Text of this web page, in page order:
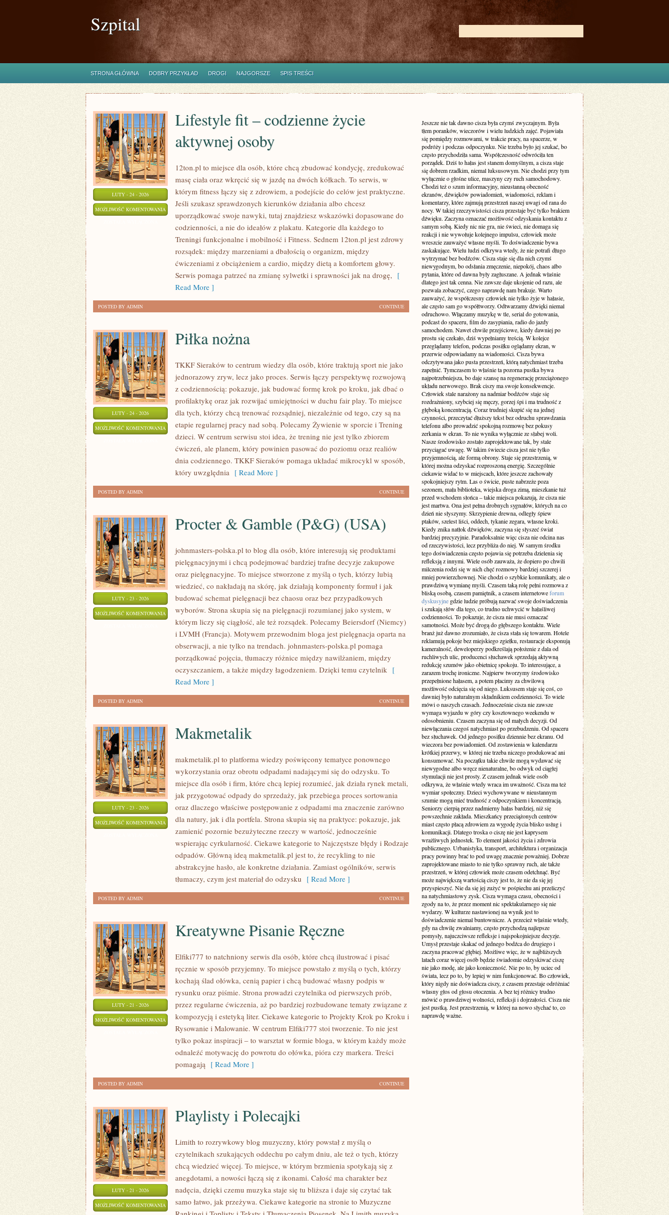
Szpital
STRONA GŁÓWNA DOBRY PRZYKŁAD DROGI NAJGORSZE SPIS TREŚCI
LUTY - 24 - 2026
MOŻLIWOŚĆ KOMENTOWANIA
OSOBY
Lifestyle fit – codzienne życie
aktywnej osoby
12ton.pl to miejsce dla osób, które chcą zbudować kondycję, zredukować
masę ciała oraz wkręcić się w jazdę na dwóch kółkach. To serwis, w
którym fitness łączy się z zdrowiem, a podejście do celów jest praktyczne.
Jeśli szukasz sprawdzonych kierunków działania albo chcesz
uporządkować swoje nawyki, tutaj znajdziesz wskazówki dopasowane do
codzienności, a nie do ideałów z plakatu. Kategorie dla każdego to
Treningi funkcjonalne i mobilność i Fitness. Sednem 12ton.pl jest zdrowy
rozsądek: między marzeniami a dbałością o organizm, między
ćwiczeniami z obciążeniem a cardio, między dietą a komfortem głowy.
Serwis pomaga patrzeć na zmianę sylwetki i sprawności jak na drogę, [
Read More ]
CONTINUE
POSTED BY ADMIN
LUTY - 24 - 2026
MOŻLIWOŚĆ KOMENTOWANIA PIŁKA
NOŻNA
Piłka nożna
TKKF Sieraków to centrum wiedzy dla osób, które traktują sport nie jako
jednorazowy zryw, lecz jako proces. Serwis łączy perspektywę rozwojową
z codziennością: pokazuje, jak budować formę krok po kroku, jak dbać o
profilaktykę oraz jak rozwijać umiejętności w duchu fair play. To miejsce
dla tych, którzy chcą trenować rozsądniej, niezależnie od tego, czy są na
etapie regularnej pracy nad sobą. Polecamy Żywienie w sporcie i Trening
dzieci. W centrum serwisu stoi idea, że trening nie jest tylko zbiorem
ćwiczeń, ale planem, który powinien pasować do poziomu oraz realiów
dnia codziennego. TKKF Sieraków pomaga układać mikrocykl w sposób,
który uwzględnia [ Read More ]
CONTINUE
POSTED BY ADMIN
LUTY - 23 - 2026
MOŻLIWOŚĆ KOMENTOWANIA PROCTER
GAMBLE
(P&G)
(USA)
Procter & Gamble (P&G) (USA)
johnmasters-polska.pl to blog dla osób, które interesują się produktami
pielęgnacyjnymi i chcą podejmować bardziej trafne decyzje zakupowe
oraz pielęgnacyjne. To miejsce stworzone z myślą o tych, którzy lubią
wiedzieć, co nakładają na skórę, jak działają komponenty formuł i jak
budować schemat pielęgnacji bez chaosu oraz bez przypadkowych
wyborów. Strona skupia się na pielęgnacji rozumianej jako system, w
którym liczy się ciągłość, ale też rozsądek. Polecamy Beiersdorf (Niemcy)
i LVMH (Francja). Motywem przewodnim bloga jest pielęgnacja oparta na
obserwacji, a nie tylko na trendach. johnmasters-polska.pl pomaga
porządkować pojęcia, tłumaczy różnice między nawilżaniem, między
oczyszczaniem, a także między łagodzeniem. Dzięki temu czytelnik [
Read More ]
CONTINUE
POSTED BY ADMIN
LUTY - 23 - 2026
MOŻLIWOŚĆ KOMENTOWANIA MAKMETALIK
Makmetalik
makmetalik.pl to platforma wiedzy poświęcony tematyce ponownego
wykorzystania oraz obrotu odpadami nadającymi się do odzysku. To
miejsce dla osób i firm, które chcą lepiej rozumieć, jak działa rynek metali,
jak przygotować odpady do sprzedaży, jak przebiega proces sortowania
oraz dlaczego właściwe postępowanie z odpadami ma znaczenie zarówno
dla natury, jak i dla portfela. Strona skupia się na praktyce: pokazuje, jak
zamienić pozornie bezużyteczne rzeczy w wartość, jednocześnie
wspierając cyrkularność. Ciekawe kategorie to Najczęstsze błędy i Rodzaje
odpadów. Główną ideą makmetalik.pl jest to, że recykling to nie
abstrakcyjne hasło, ale konkretne działania. Zamiast ogólników, serwis
tłumaczy, czym jest materiał do odzysku [ Read More ]
CONTINUE
POSTED BY ADMIN
LUTY - 21 - 2026
MOŻLIWOŚĆ KOMENTOWANIA KREATYWNE
PISANIE
RĘCZNE
Kreatywne Pisanie Ręczne
Elfiki777 to natchniony serwis dla osób, które chcą ilustrować i pisać
ręcznie w sposób przyjemny. To miejsce powstało z myślą o tych, którzy
kochają ślad ołówka, cenią papier i chcą budować własny podpis w
rysunku oraz piśmie. Strona prowadzi czytelnika od pierwszych prób,
przez regularne ćwiczenia, aż po bardziej rozbudowane tematy związane z
kompozycją i estetyką liter. Ciekawe kategorie to Projekty Krok po Kroku i
Rysowanie i Malowanie. W centrum Elfiki777 stoi tworzenie. To nie jest
tylko pokaz inspiracji – to warsztat w formie bloga, w którym każdy może
odnaleźć motywację do powrotu do ołówka, pióra czy markera. Treści
pomagają [ Read More ]
CONTINUE
POSTED BY ADMIN
LUTY - 21 - 2026
MOŻLIWOŚĆ KOMENTOWANIA PLAYLISTY
Playlisty i Polecajki
Limith to rozrywkowy blog muzyczny, który powstał z myślą o
czytelnikach szukających oddechu po całym dniu, ale też o tych, którzy
chcą wiedzieć więcej. To miejsce, w którym brzmienia spotykają się z
anegdotami, a nowości łączą się z ikonami. Całość ma charakter bez
nadęcia, dzięki czemu muzyka staje się tu bliższa i daje się czytać tak
samo łatwo, jak przeżywa. Ciekawe kategorie na stronie to Muzyczne
Jeszcze nie tak dawno cisza była czymś zwyczajnym. Była
tłem poranków, wieczorów i wielu ludzkich zajęć. Pojawiała
się pomiędzy rozmowami, w trakcie pracy, na spacerze, w
podróży i podczas odpoczynku. Nie trzeba było jej szukać, bo
często przychodziła sama. Współczesność odwróciła ten
porządek. Dziś to hałas jest stanem domyślnym, a cisza staje
się dobrem rzadkim, niemal luksusowym. Nie chodzi przy tym
wyłącznie o głośne ulice, maszyny czy ruch samochodowy.
Chodzi też o szum informacyjny, nieustanną obecność
ekranów, dźwięków powiadomień, wiadomości, reklam i
komentarzy, które zajmują przestrzeń naszej uwagi od rana do
nocy. W takiej rzeczywistości cisza przestaje być tylko brakiem
dźwięku. Zaczyna oznaczać możliwość odzyskania kontaktu z
samym sobą. Kiedy nic nie gra, nie świeci, nie domaga się
reakcji i nie wywołuje kolejnego impulsu, człowiek może
wreszcie zauważyć własne myśli. To doświadczenie bywa
zaskakujące. Wielu ludzi odkrywa wtedy, że nie potrafi długo
wytrzymać bez bodźców. Cisza staje się dla nich czymś
niewygodnym, bo odsłania zmęczenie, niepokój, chaos albo
pytania, które od dawna były zagłuszane. A jednak właśnie
dlatego jest tak cenna. Nie zawsze daje ukojenie od razu, ale
pozwala zobaczyć, czego naprawdę nam brakuje. Warto
zauważyć, że współczesny człowiek nie tylko żyje w hałasie,
ale często sam go współtworzy. Odtwarzamy dźwięki niemal
odruchowo. Włączamy muzykę w tle, serial do gotowania,
podcast do spaceru, film do zasypiania, radio do jazdy
samochodem. Nawet chwile przejściowe, kiedy dawniej po
prostu się czekało, dziś wypełniamy treścią. W kolejce
przeglądamy telefon, podczas posiłku oglądamy ekran, w
przerwie odpowiadamy na wiadomości. Cisza bywa
odczytywana jako pusta przestrzeń, którą natychmiast trzeba
zapełnić. Tymczasem to właśnie ta pozorna pustka bywa
najpotrzebniejsza, bo daje szansę na regenerację przeciążonego
układu nerwowego. Brak ciszy ma swoje konsekwencje.
Człowiek stale narażony na nadmiar bodźców staje się
rozdrażniony, szybciej się męczy, gorzej śpi i ma trudność z
głęboką koncentracją. Coraz trudniej skupić się na jednej
czynności, przeczytać dłuższy tekst bez odruchu sprawdzania
telefonu albo prowadzić spokojną rozmowę bez pokusy
zerkania w ekran. To nie wynika wyłącznie ze słabej woli.
Nasze środowisko zostało zaprojektowane tak, by stale
przyciągać uwagę. W takim świecie cisza jest nie tylko
przyjemnością, ale formą obrony. Staje się przestrzenią, w
której można odzyskać rozproszoną energię. Szczególnie
ciekawie widać to w miejscach, które jeszcze zachowały
spokojniejszy rytm. Las o świcie, puste nabrzeże poza
sezonem, mała biblioteka, wiejska droga zimą, mieszkanie tuż
przed wschodem słońca – takie miejsca pokazują, że cisza nie
jest martwa. Ona jest pełna drobnych sygnałów, których na co
dzień nie słyszymy. Skrzypienie drewna, odległy śpiew
ptaków, szelest liści, oddech, tykanie zegara, własne kroki.
Kiedy znika natłok dźwięków, zaczyna się słyszeć świat
bardziej precyzyjnie. Paradoksalnie więc cisza nie odcina nas
od rzeczywistości, lecz przybliża do niej. W samym środku
tego doświadczenia często pojawia się potrzeba dzielenia się
refleksją z innymi. Wiele osób zauważa, że dopiero po chwili
milczenia rodzi się w nich chęć rozmowy bardziej szczerej i
mniej powierzchownej. Nie chodzi o szybkie komunikaty, ale o
prawdziwą wymianę myśli. Czasem taką rolę pełni rozmowa z
bliską osobą, czasem pamiętnik, a czasem internetoweforum
dyskusyjne gdzie ludzie próbują nazwać swoje doświadczenia
i szukają słów dla tego, co trudno uchwycić w hałaśliwej
codzienności. To pokazuje, że cisza nie musi oznaczać
samotności. Może być drogą do głębszego kontaktu. Wiele
branż już dawno zrozumiało, że cisza stała się towarem. Hotele
reklamują pokoje bez miejskiego zgiełku, restauracje eksponują
kameralność, deweloperzy podkreślają położenie z dala od
ruchliwych ulic, producenci słuchawek sprzedają aktywną
redukcję szumów jako obietnicę spokoju. To interesujące, a
zarazem trochę ironiczne. Najpierw tworzymy środowisko
przepełnione hałasem, a potem płacimy za chwilową
możliwość odcięcia się od niego. Luksusem staje się coś, co
dawniej było naturalnym składnikiem codzienności. To wiele
mówi o naszych czasach. Jednocześnie cisza nie zawsze
wymaga wyjazdu w góry czy kosztownego weekendu w
odosobnieniu. Czasem zaczyna się od małych decyzji. Od
niewłączania czegoś natychmiast po przebudzeniu. Od spaceru
bez słuchawek. Od jednego posiłku dziennie bez ekranu. Od
wieczora bez powiadomień. Od zostawienia w kalendarzu
krótkiej przerwy, w której nie trzeba niczego produkować ani
konsumować. Na początku takie chwile mogą wydawać się
niewygodne albo wręcz nienaturalne, bo odwyk od ciągłej
stymulacji nie jest prosty. Z czasem jednak wiele osób
odkrywa, że właśnie wtedy wraca im uważność. Cisza ma też
wymiar społeczny. Dzieci wychowywane w nieustannym
szumie mogą mieć trudność z odpoczynkiem i koncentracją.
Seniorzy cierpią przez nadmierny hałas bardziej, niż się
powszechnie zakłada. Mieszkańcy przeciążonych centrów
miast często płacą zdrowiem za wygodę życia blisko usług i
komunikacji. Dlatego troska o ciszę nie jest kaprysem
wrażliwych jednostek. To element jakości życia i zdrowia
publicznego. Urbanistyka, transport, architektura i organizacja
pracy powinny brać to pod uwagę znacznie poważniej. Dobrze
zaprojektowane miasto to nie tylko sprawny ruch, ale także
przestrzeń, w której człowiek może czasem odetchnąć. Być
może największą wartością ciszy jest to, że nie da się jej
przyspieszyć. Nie da się jej zużyć w pośpiechu ani przeliczyć
na natychmiastowy zysk. Cisza wymaga czasu, obecności i
zgody na to, że przez moment nic spektakularnego się nie
wydarzy. W kulturze nastawionej na wynik jest to
doświadczenie niemal buntownicze. A przecież właśnie wtedy,
gdy na chwilę zwalniamy, często przychodzą najlepsze
pomysły, najuczciwsze refleksje i najspokojniejsze decyzje.
Umysł przestaje skakać od jednego bodźca do drugiego i
zaczyna pracować głębiej. Możliwe więc, że w najbliższych
latach coraz więcej osób będzie świadomie odzyskiwać ciszę
nie jako modę, ale jako konieczność. Nie po to, by uciec od
świata, lecz po to, by lepiej w nim funkcjonować. Bo człowiek,
który nigdy nie doświadcza ciszy, z czasem przestaje odróżniać
własny głos od głosu otoczenia. A bez tej różnicy trudno
mówić o prawdziwej wolności, refleksji i dojrzałości. Cisza nie
jest pustką. Jest przestrzenią, w której na nowo słychać to, co
naprawdę ważne.